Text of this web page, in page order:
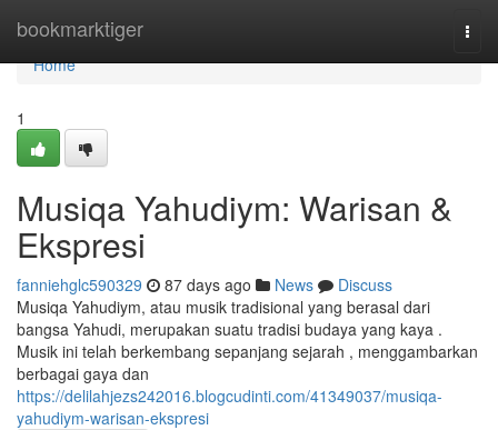
bookmarktiger
Home
Home
1
Musiqa Yahudiym: Warisan &
Ekspresi
fanniehglc590329 87 days ago News
Discuss
Musiqa Yahudiym, atau musik tradisional yang berasal dari
bangsa Yahudi, merupakan suatu tradisi budaya yang kaya .
Musik ini telah berkembang sepanjang sejarah , menggambarkan
berbagai gaya dan
https://delilahjezs242016.blogcudinti.com/41349037/musiqa-
yahudiym-warisan-ekspresi